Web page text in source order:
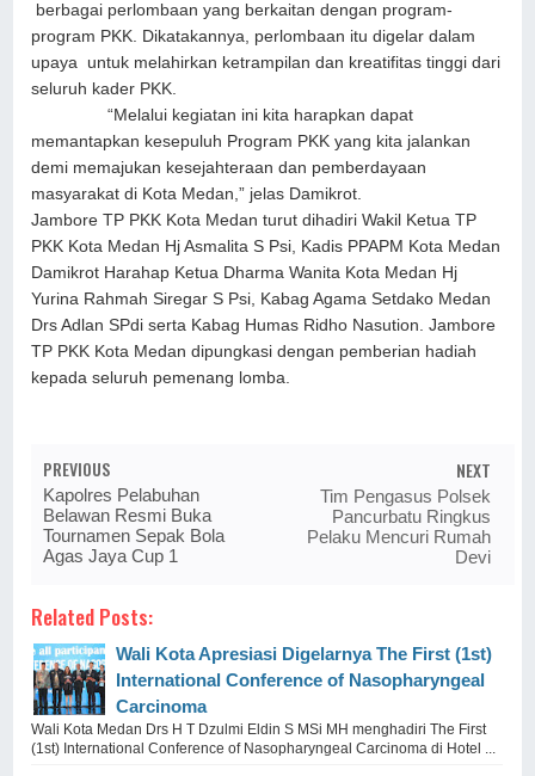
berbagai perlombaan yang berkaitan dengan program-
program PKK. Dikatakannya, perlombaan itu digelar dalam
upaya untuk melahirkan ketrampilan dan kreatifitas tinggi dari
seluruh kader PKK.
“Melalui kegiatan ini kita harapkan dapat
memantapkan kesepuluh Program PKK yang kita jalankan
demi memajukan kesejahteraan dan pemberdayaan
masyarakat di Kota Medan,” jelas Damikrot.
Jambore TP PKK Kota Medan turut dihadiri Wakil Ketua TP
PKK Kota Medan Hj Asmalita S Psi, Kadis PPAPM Kota Medan
Damikrot Harahap Ketua Dharma Wanita Kota Medan Hj
Yurina Rahmah Siregar S Psi, Kabag Agama Setdako Medan
Drs Adlan SPdi serta Kabag Humas Ridho Nasution. Jambore
TP PKK Kota Medan dipungkasi dengan pemberian hadiah
kepada seluruh pemenang lomba.
PREVIOUS
Kapolres Pelabuhan
Belawan Resmi Buka
Tournamen Sepak Bola
Agas Jaya Cup 1
NEXT
Tim Pengasus Polsek
Pancurbatu Ringkus
Pelaku Mencuri Rumah
Devi
Related Posts:
Wali Kota Apresiasi Digelarnya The First (1st)
International Conference of Nasopharyngeal
Carcinoma
Wali Kota Medan Drs H T Dzulmi Eldin S MSi MH menghadiri The First
(1st) International Conference of Nasopharyngeal Carcinoma di Hotel ...